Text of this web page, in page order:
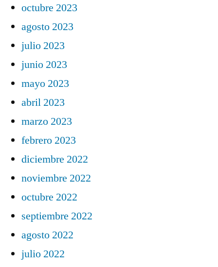
octubre 2023
agosto 2023
julio 2023
junio 2023
mayo 2023
abril 2023
marzo 2023
febrero 2023
diciembre 2022
noviembre 2022
octubre 2022
septiembre 2022
agosto 2022
julio 2022